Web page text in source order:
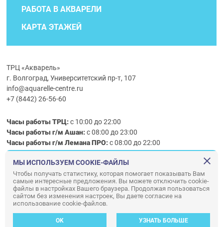
РАБОТА В АКВАРЕЛИ
КАРТА ЭТАЖЕЙ
ТРЦ «Акварель»
г. Волгоград, Университетский пр-т, 107
info@aquarelle-centre.ru
+7 (8442) 26-56-60
Часы работы ТРЦ:с 10:00 до 22:00
Часы работы г/м Ашан:с 08:00 до 23:00
Часы работыг/мЛемана ПРО:с 08:00 до 22:00
Правила посещения ТРЦ «Акварель»
ООО «АКВАРЕЛЬ»
© ООО «Акварель» 2010–2026. All right reserved.
Дизайн концепция сайта —
Адаптивный дизайн и программирование —34 ВЕБ
МЫ ИСПОЛЬЗУЕМ COOKIE-ФАЙЛЫ
Чтобы получать статистику, которая помогает показывать Вам
самые интересные предложения. Вы можете отключить cookie-
файлы в настройках Вашего браузера. Продолжая пользоваться
сайтом без изменения настроек, Вы даете согласие на
использование cookie-файлов.
OK УЗНАТЬ БОЛЬШЕ